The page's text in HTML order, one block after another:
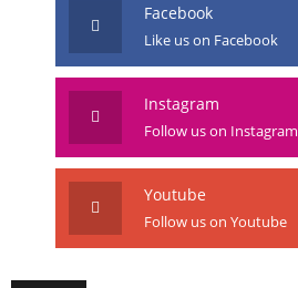
Facebook
Like us on Facebook
Instagram
Follow us on Instagram
Youtube
Follow us on Youtube